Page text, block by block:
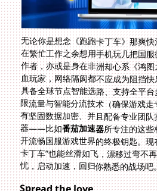
无论你是想念《跑跑卡丁车》那爽
在繁忙工作之余想用手机玩几把国
作者，亦或是身在非洲却心系《鸿
血玩家，网络隔阂都不应成为阻挡
具备全球节点智能选路、支持全平
限流量与智能分流技术（确保游戏
有坚固数据加密、并且配备专业团
器——比如番茄加速器所专注的这
开流畅国服游戏世界
卡丁车”也能丝滑如飞
忧，启动加速，回归你熟悉的战场吧